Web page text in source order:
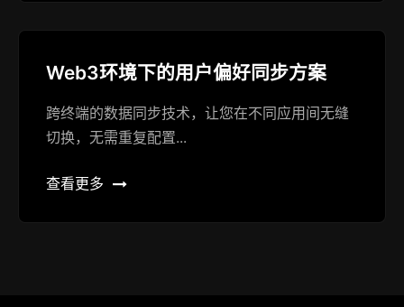
Web3环境下的用户偏好同步方案
跨终端的数据同步技术，让您在不同应用间无缝
切换，无需重复配置...
查看更多